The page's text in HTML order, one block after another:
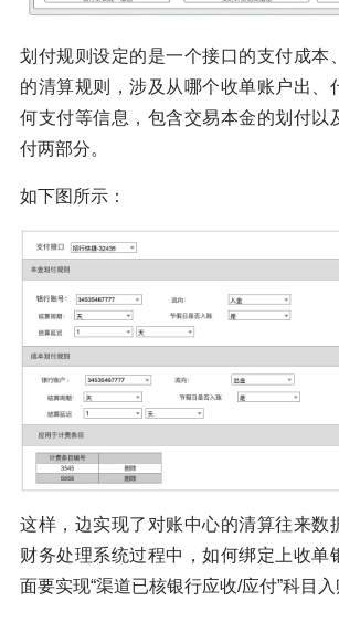
划付规则设定的是一个接口的支付成本
的清算规则，涉及从哪个收单账户出、
何支付等信息，包含交易本金的划付以
付两部分。
如下图所示：
这样，边实现了对账中心的清算往来数
财务处理系统过程中，如何绑定上收单
面要实现“渠道已核银行应收/应付”科目入